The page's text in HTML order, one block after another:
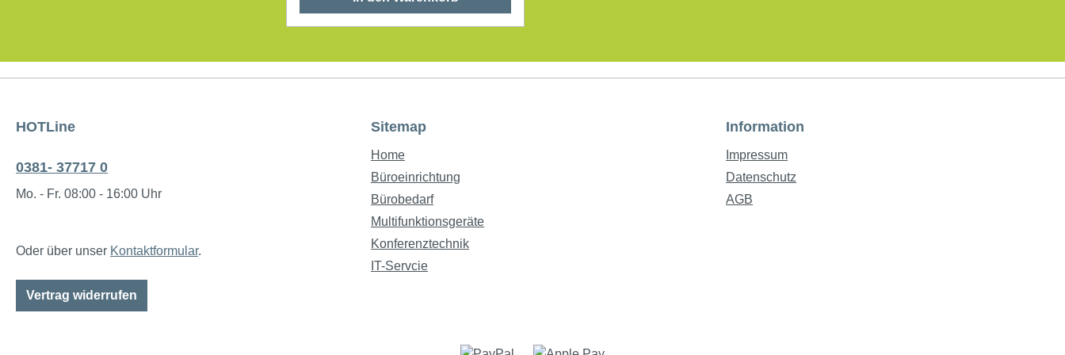
HOTLine
0381- 37717 0
Mo. - Fr. 08:00 - 16:00 Uhr
Oder über unser Kontaktformular.
Vertrag widerrufen
Sitemap
Home
Büroeinrichtung
Bürobedarf
Multifunktionsgeräte
Konferenztechnik
IT-Servcie
Information
Impressum
Datenschutz
AGB